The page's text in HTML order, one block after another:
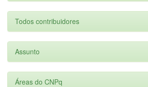
Todos contribuidores
Assunto
Áreas do CNPq